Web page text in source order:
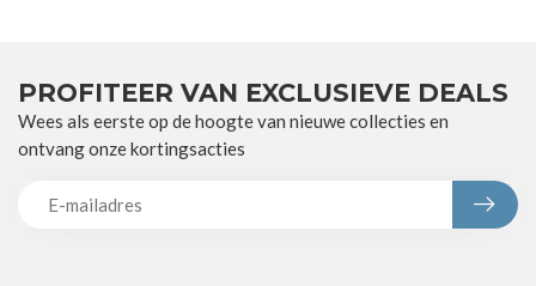
PROFITEER VAN EXCLUSIEVE DEALS
Wees als eerste op de hoogte van nieuwe collecties en
ontvang onze kortingsacties